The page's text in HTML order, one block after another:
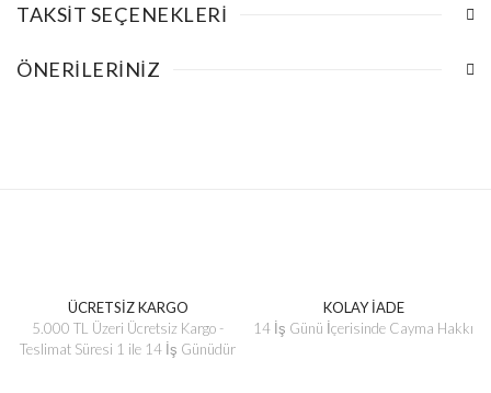
TAKSIT SEÇENEKLERI
ÖNERILERINIZ
ÜCRETSİZ KARGO
5.000 TL Üzeri Ücretsiz Kargo -
Teslimat Süresi 1 ile 14 İş Günüdür
KOLAY İADE
14 İş Günü İçerisinde Cayma Hakkı